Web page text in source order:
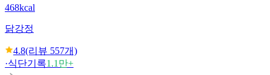
468kcal
닭강정
4.8(리뷰 557개)
·식단기록1.1만+